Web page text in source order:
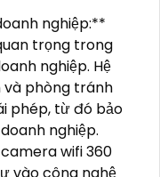
nghiệp:**
trọng trong
nghiệp. Hệ
và phòng tránh
phép, từ đó bảo
nghiệp.
wifi 360